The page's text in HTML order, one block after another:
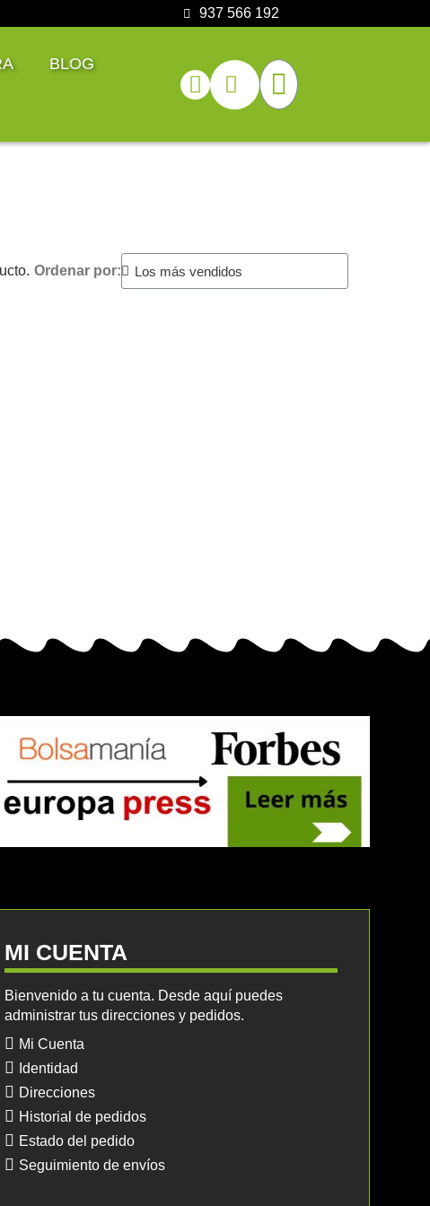
937 566 192
BLOG
Ordenar por:
MI CUENTA
Bienvenido a tu cuenta. Desde aquí puedes
administrar tus direcciones y pedidos.
Mi Cuenta
Identidad
Direcciones
Historial de pedidos
Estado del pedido
Seguimiento de envíos